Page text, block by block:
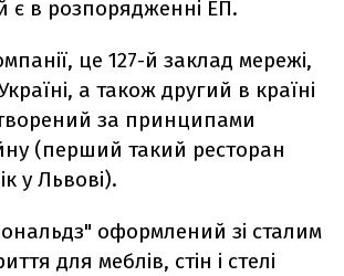
є в розпорядженні ЕП.
це 127-й заклад мережі,
а також другий в країні
за принципами
(перший такий ресторан
у Львові).
оформлений зі сталим
для меблів, стін і стелі